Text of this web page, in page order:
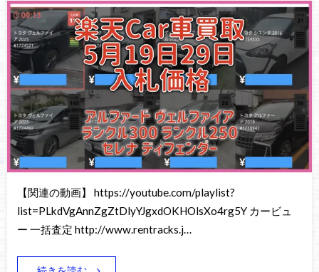
【関連の動画】 https://youtube.com/playlist?
list=PLkdVgAnnZgZtDlyYJgxdOKHOlsXo4rg5Y カービュ
ー 一括査定 http://www.rentracks.j…